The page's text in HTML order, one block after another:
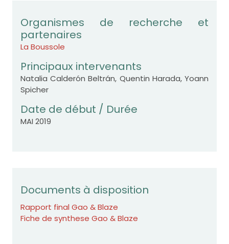
Organismes de recherche et
partenaires
La Boussole
Principaux intervenants
Natalia Calderón Beltrán, Quentin Harada, Yoann
Spicher
Date de début / Durée
MAI 2019
Documents à disposition
Rapport final Gao & Blaze
Fiche de synthese Gao & Blaze